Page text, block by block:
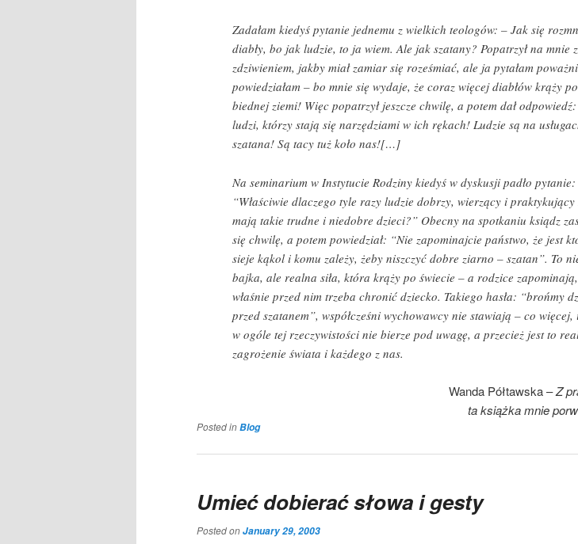
Zadałam kiedyś pytanie jednemu z wielkich teologów: – Jak się
diabły, bo jak ludzie, to ja wiem. Ale jak szatany? Popatrzył na mnie
zdziwieniem, jakby miał zamiar się roześmiać, ale ja pytałam
powiedziałam – bo mnie się wydaje, że coraz więcej diabłów krąży
biednej ziemi! Więc popatrzył jeszcze chwilę, a potem dał
ludzi, którzy stają się narzędziami w ich rękach! Ludzie są na
szatana! Są tacy tuż koło nas![…]
Na seminarium w Instytucie Rodziny kiedyś w dyskusji padło pytanie:
“Właściwie dlaczego tyle razy ludzie dobrzy, wierzący i
mają takie trudne i niedobre dzieci?” Obecny na spotkaniu ksiądz
się chwilę, a potem powiedział: “Nie zapominajcie państwo, że jest
sieje kąkol i komu zależy, żeby niszczyć dobre ziarno – szatan”. To
bajka, ale realna siła, która krąży po świecie – a rodzice
właśnie przed nim trzeba chronić dziecko. Takiego hasła: “brońmy
przed szatanem”, współcześni wychowawcy nie stawiają – co
w ogóle tej rzeczywistości nie bierze pod uwagę, a przecież jest to
zagrożenie świata i każdego z nas.
Wanda Półtawska –Z
ta książka mnie
Posted inBlog
Umieć dobierać słowa i gesty
Posted onJanuary 29, 2003